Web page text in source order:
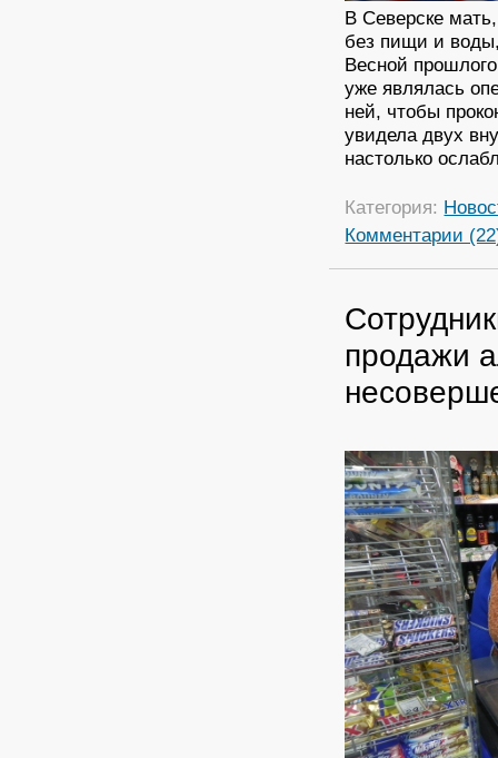
В Северске
без пищи и
Весной
уже являлась
ней, чтобы
увидела двух
настолько
Категория:
Комментарии
продажи